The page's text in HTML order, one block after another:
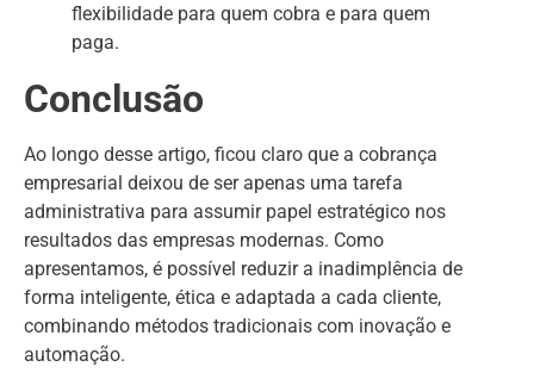
flexibilidade para quem cobra e para quem
paga.
Conclusão
Ao longo desse artigo, ficou claro que a cobrança
empresarial deixou de ser apenas uma tarefa
administrativa para assumir papel estratégico nos
resultados das empresas modernas. Como
apresentamos, é possível reduzir a inadimplência de
forma inteligente, ética e adaptada a cada cliente,
combinando métodos tradicionais com inovação e
automação.